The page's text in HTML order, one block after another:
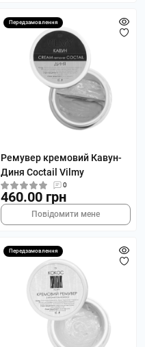
Передзамовлення
Ремувер кремовий Кавун-
Диня Coctail Vilmy
0
460.00 грн
Повідомити мене
Передзамовлення